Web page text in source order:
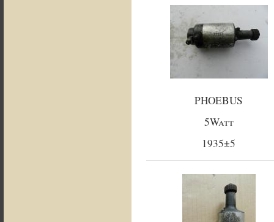
PHOEBUS
5Watt
1935±5